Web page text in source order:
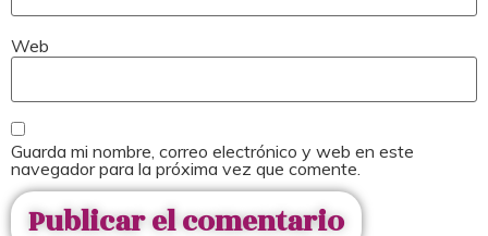
Web
Guarda mi nombre, correo electrónico y web en este
navegador para la próxima vez que comente.